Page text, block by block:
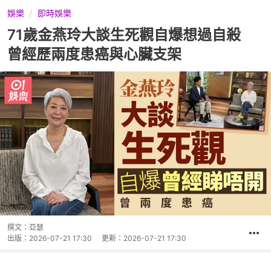
娛樂 即時娛樂
71歲金燕玲大談生死觀自爆想過自殺
曾經歷兩度患癌與心臟支架
撰文： 亞瑟
出版： 2026-07-21 17:30 更新： 2026-07-21 17:30